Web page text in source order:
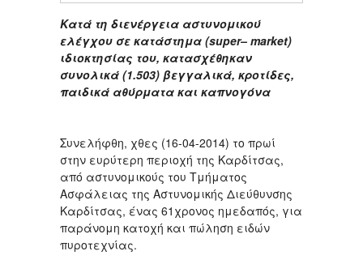
Κατά τη διενέργεια αστυνομικού
ελέγχου σε κατάστημα (super– market)
ιδιοκτησίας του, κατασχέθηκαν
συνολικά (1.503) βεγγαλικά, κροτίδες,
παιδικά αθύρματα και καπνογόνα
Συνελήφθη, χθες (16-04-2014) το πρωί
στην ευρύτερη περιοχή της Καρδίτσας,
από αστυνομικούς του Τμήματος
Ασφάλειας της Αστυνομικής Διεύθυνσης
Καρδίτσας, ένας 61χρονος ημεδαπός, για
παράνομη κατοχή και πώληση ειδών
πυροτεχνίας.